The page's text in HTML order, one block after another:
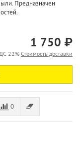
Предназначен
1 750 ₽
22% Стоимость доставки
0